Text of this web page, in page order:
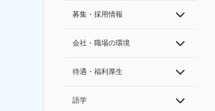
募集・採用情報
会社・職場の環境
待遇・福利厚生
語学